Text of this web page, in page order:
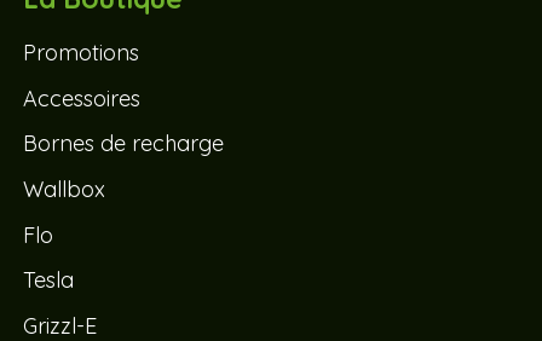
Promotions
Accessoires
Bornes de recharge
Wallbox
Flo
Tesla
Grizzl-E